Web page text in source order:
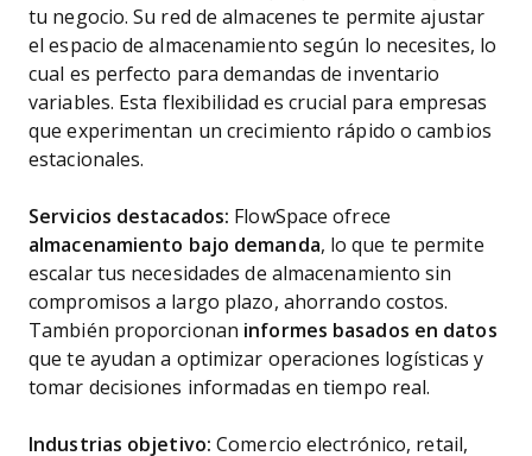
tu negocio. Su red de almacenes te permite ajustar
el espacio de almacenamiento según lo necesites, lo
cual es perfecto para demandas de inventario
variables. Esta flexibilidad es crucial para empresas
que experimentan un crecimiento rápido o cambios
estacionales.
Servicios destacados: FlowSpace ofrece
almacenamiento bajo demanda, lo que te permite
escalar tus necesidades de almacenamiento sin
compromisos a largo plazo, ahorrando costos.
También proporcionan informes basados en datos
que te ayudan a optimizar operaciones logísticas y
tomar decisiones informadas en tiempo real.
Industrias objetivo:Comercio electrónico, retail,